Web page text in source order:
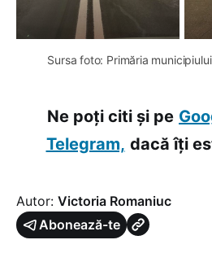
Sursa foto: Primăria
Ne poți citi și pe
Telegram, dacă îți
Autor: Victoria Romaniuc
Abonează-te